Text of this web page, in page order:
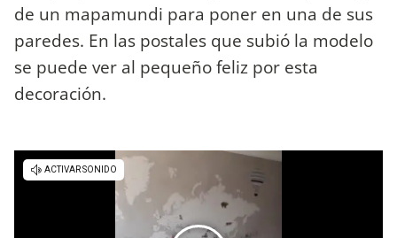
de un mapamundi para poner en una de sus
paredes. En las postales que subió la modelo
se puede ver al pequeño feliz por esta
decoración.